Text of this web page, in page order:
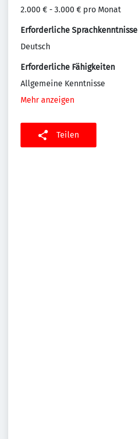
2.000 € - 3.000 € pro Monat
Erforderliche Sprachkenntnisse
Deutsch
Erforderliche Fähigkeiten
Allgemeine Kenntnisse
Mehr anzeigen
Teilen